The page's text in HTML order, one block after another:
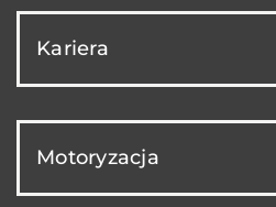
Kariera
Motoryzacja